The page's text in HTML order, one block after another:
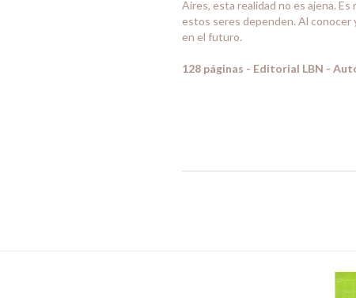
Aires, esta realidad no es ajena.
estos seres dependen. Al conocer
en el futuro.
128 páginas - Editorial LBN -